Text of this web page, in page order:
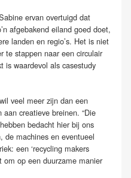
ervan overtuigd dat
afgebakend eiland goed doet,
landen en regio’s. Het is niet
te stappen naar een circulair
is waardevol als casestudy
veel meer zijn dan een
creatieve breinen. “Die
bedacht hier bij ons
de machines en eventueel
een ‘recycling makers
om op een duurzame manier